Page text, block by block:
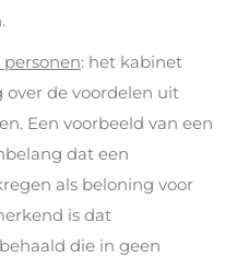
: het kabinet
de voordelen uit
Een voorbeeld van een
dat een
als beloning voor
is dat
die in geen